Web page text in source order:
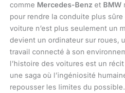
comme Mercedes-Benz et BMW
pour rendre la conduite plus
voiture n’est plus seulement un
devient un ordinateur sur roues,
travail connecté à son
l’histoire des voitures est un
une saga où l’ingéniosité
repousser les limites du